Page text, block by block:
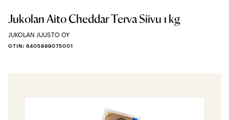
Jukolan Aito Cheddar Terva Siivu 1 kg
JUKOLAN JUUSTO OY
GTIN: 6405899075001